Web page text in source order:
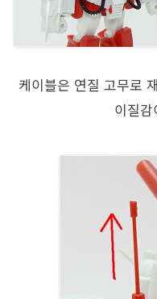
케이블은 연질 고무로
이질